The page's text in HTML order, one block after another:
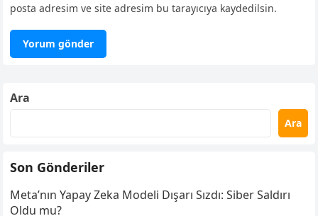
posta adresim ve site adresim bu tarayıcıya kaydedilsin.
Ara
Ara
Son Gönderiler
Meta’nın Yapay Zeka Modeli Dışarı Sızdı: Siber Saldırı
Oldu mu?